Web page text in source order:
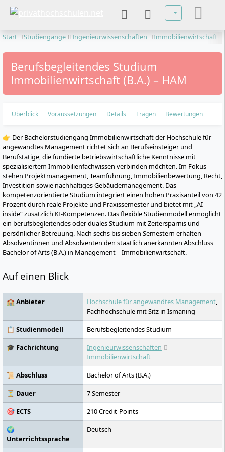
Sprache
Start Studiengänge Ingenieurwissenschaften
Immobilienwirtschaft
Immobilienwirtschaft
Berufsbegleitendes Studium
Immobilienwirtschaft (B.A.) – HAM
Überblick Voraussetzungen Details Fragen Bewertungen
👉 Der Bachelorstudiengang Immobilienwirtschaft der Hochschule für
angewandtes Management richtet sich an Berufseinsteiger und
Berufstätige, die fundierte betriebswirtschaftliche Kenntnisse mit
spezialisiertem Immobilienfachwissen verbinden möchten. Im Fokus
stehen Projektmanagement, Teamführung, Immobilienbewertung, Recht,
Investition sowie nachhaltiges Gebäudemanagement. Das
kompetenzorientierte Studium integriert einen hohen Praxisanteil von 42
Prozent durch reale Projekte und Praxissemester und bietet mit „AI
inside“ zusätzlich KI-Kompetenzen. Das flexible Studienmodell ermöglicht
ein berufsbegleitendes oder duales Studium mit Zeitersparnis und
persönlicher Betreuung. Nach sechs bis sieben Semestern erhalten
Absolventinnen und Absolventen den staatlich anerkannten Abschluss
Bachelor of Arts (B.A.) in Management – Immobilienwirtschaft.
Auf einen Blick
🏫 Anbieter Hochschule für angewandtes Management,
Fachhochschule mit Sitz in Ismaning
📋 Studienmodell
Berufsbegleitendes Studium
🎓 Fachrichtung
Ingenieurwissenschaften
Immobilienwirtschaft
📜 Abschluss
Bachelor of Arts (B.A.)
⏳ Dauer
7 Semester
🎯 ECTS
210 Credit-Points
🌍
Unterrichtssprache
Deutsch